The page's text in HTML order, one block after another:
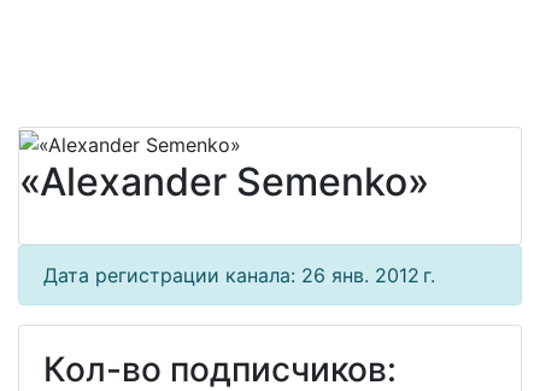
«Alexander Semenko»
Дата регистрации канала: 26 янв. 2012 г.
Кол-во подписчиков: